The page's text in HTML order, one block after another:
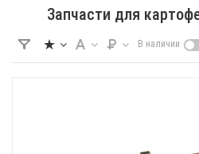
Запчасти для
В наличии